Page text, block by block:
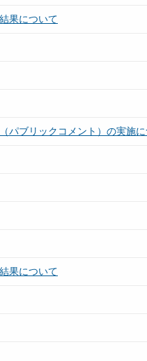
果について
パブリックコメント）の実施
果について